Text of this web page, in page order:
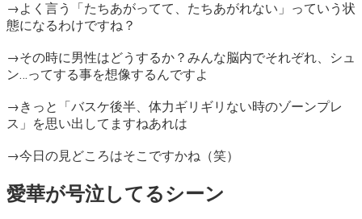
→よく言う「たちあがってて、たちあがれない」っていう状
態になるわけですね？
→その時に男性はどうするか？みんな脳内でそれぞれ、シュ
ン…ってする事を想像するんですよ
→きっと
「バスケ後半、体力ギリギリない時のゾーンプレ
ス」 を思い出してますねあれは
→今日の見どころはそこですかね（笑）
愛華が号泣してるシーン